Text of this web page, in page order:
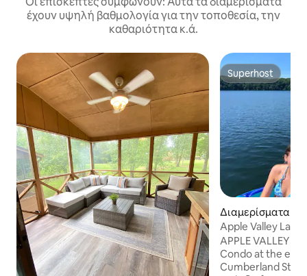
έχουν υψηλή βαθμολογία για την τοποθεσία, την
καθαριότητα κ.ά.
Superhost
Superhost
Διαμερίσματα σε
στην πόλη
Apple Valley Lake
-Δίπλα στο State
APPLE VALLEY
Condo at the
Cumberland